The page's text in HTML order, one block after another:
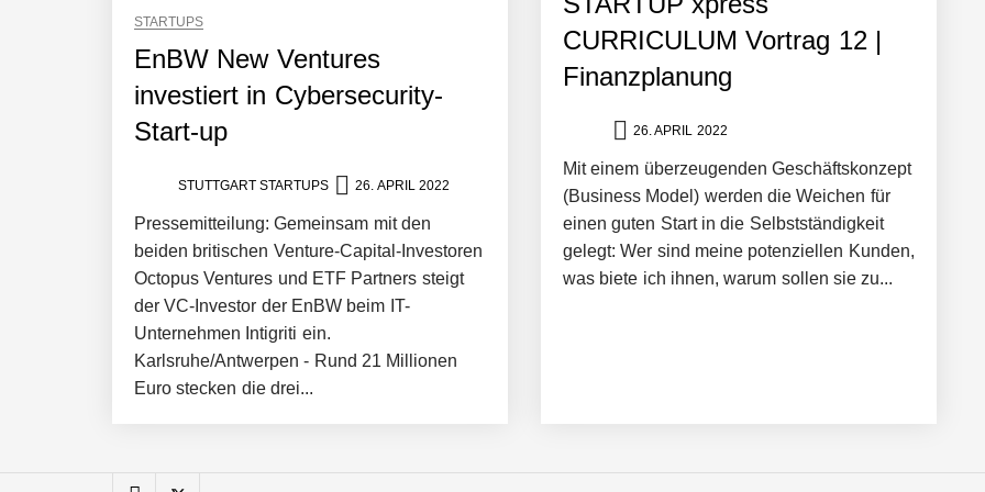
STARTUPS
EnBW New Ventures
investiert in Cybersecurity-
Start-up
STUTTGART STARTUPS 26. APRIL 2022
Pressemitteilung: Gemeinsam mit den
beiden britischen Venture-Capital-Investoren
Octopus Ventures und ETF Partners steigt
der VC-Investor der EnBW beim IT-
Unternehmen Intigriti ein.
Karlsruhe/Antwerpen - Rund 21 Millionen
Euro stecken die drei...
CURRICULUM Vortrag 12 |
Finanzplanung
26. APRIL 2022
Mit einem überzeugenden Geschäftskonzept
(Business Model) werden die Weichen für
einen guten Start in die Selbstständigkeit
gelegt: Wer sind meine potenziellen Kunden,
was biete ich ihnen, warum sollen sie zu...
Pyck im Employer Portrait
Maximilian Mack von Pyck
Daniel Jarr von Pyck